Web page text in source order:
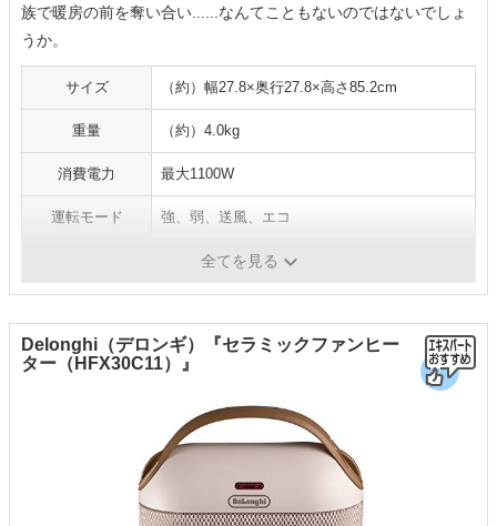
族で暖房の前を奪い合い......なんてこともないのではないでしょ
うか。
サイズ （約）幅27.8×奥行27.8×高さ85.2cm
重量 （約）4.0kg
消費電力 最大1100W
運転モード 強、弱、送風、エコ
全てを見る
Delonghi（デロンギ）『セラミックファンヒー
ター（HFX30C11）』